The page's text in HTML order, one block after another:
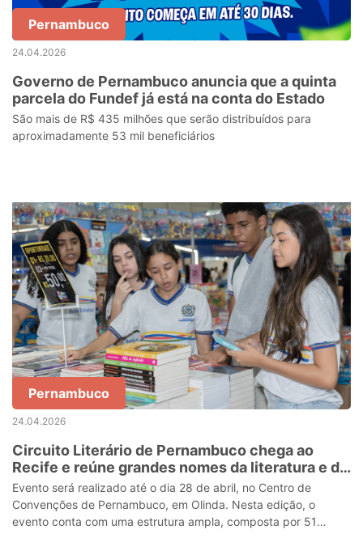
Pernambuco
24.04.2026
Governo de Pernambuco anuncia que a quinta
parcela do Fundef já está na conta do Estado
São mais de R$ 435 milhões que serão distribuídos para
aproximadamente 53 mil beneficiários
Pernambuco
24.04.2026
Circuito Literário de Pernambuco chega ao
Recife e reúne grandes nomes da literatura e da
música em programação gratuita
Evento será realizado até o dia 28 de abril, no Centro de
Convenções de Pernambuco, em Olinda. Nesta edição, o
evento conta com uma estrutura ampla, composta por 51